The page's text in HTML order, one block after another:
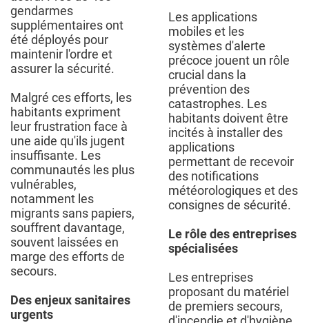
gendarmes
supplémentaires ont
été déployés pour
maintenir l'ordre et
assurer la sécurité.
Malgré ces efforts, les
habitants expriment
leur frustration face à
une aide qu'ils jugent
insuffisante. Les
communautés les plus
vulnérables,
notamment les
migrants sans papiers,
souffrent davantage,
souvent laissées en
marge des efforts de
secours.
Des enjeux sanitaires
urgents
Les applications
mobiles et les
systèmes d'alerte
précoce jouent un rôle
crucial dans la
prévention des
catastrophes. Les
habitants doivent être
incités à installer des
applications
permettant de recevoir
des notifications
météorologiques et des
consignes de sécurité.
Le rôle des entreprises
spécialisées
Les entreprises
proposant du matériel
de premiers secours,